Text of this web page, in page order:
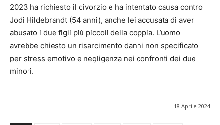
2023 ha richiesto il divorzio e ha intentato causa contro
Jodi Hildebrandt (54 anni), anche lei accusata di aver
abusato i due figli più piccoli della coppia. L’uomo
avrebbe chiesto un risarcimento danni non specificato
per stress emotivo e negligenza nei confronti dei due
minori.
18 Aprile 2024